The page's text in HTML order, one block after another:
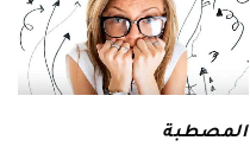
المصطبة